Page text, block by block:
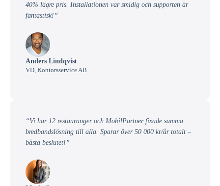
40% lägre pris. Installationen var smidig och supporten är
fantastisk!”
Anders Lindqvist
VD, Kontorsservice AB
“Vi har 12 restauranger och MobilPartner fixade samma
bredbandslösning till alla. Sparar över 50 000 kr/år totalt –
bästa beslutet!”